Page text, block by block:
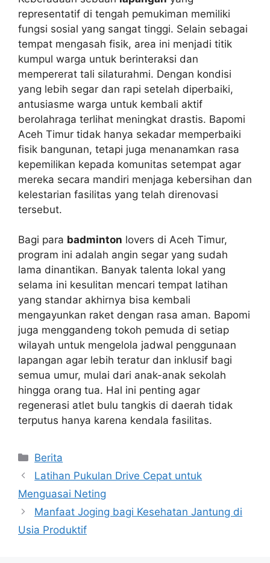
representatif di tengah pemukiman memiliki
fungsi sosial yang sangat tinggi. Selain sebagai
tempat mengasah fisik, area ini menjadi titik
kumpul warga untuk berinteraksi dan
mempererat tali silaturahmi. Dengan kondisi
yang lebih segar dan rapi setelah diperbaiki,
antusiasme warga untuk kembali aktif
berolahraga terlihat meningkat drastis. Bapomi
Aceh Timur tidak hanya sekadar memperbaiki
fisik bangunan, tetapi juga menanamkan rasa
kepemilikan kepada komunitas setempat agar
mereka secara mandiri menjaga kebersihan dan
kelestarian fasilitas yang telah direnovasi
tersebut.
Bagi para badminton lovers di Aceh Timur,
program ini adalah angin segar yang sudah
lama dinantikan. Banyak talenta lokal yang
selama ini kesulitan mencari tempat latihan
yang standar akhirnya bisa kembali
mengayunkan raket dengan rasa aman. Bapomi
juga menggandeng tokoh pemuda di setiap
wilayah untuk mengelola jadwal penggunaan
lapangan agar lebih teratur dan inklusif bagi
semua umur, mulai dari anak-anak sekolah
hingga orang tua. Hal ini penting agar
regenerasi atlet bulu tangkis di daerah tidak
terputus hanya karena kendala fasilitas.
Kategori
Berita
Latihan Pukulan Drive Cepat untuk
Menguasai Neting
Manfaat Joging bagi Kesehatan Jantung di
Usia Produktif